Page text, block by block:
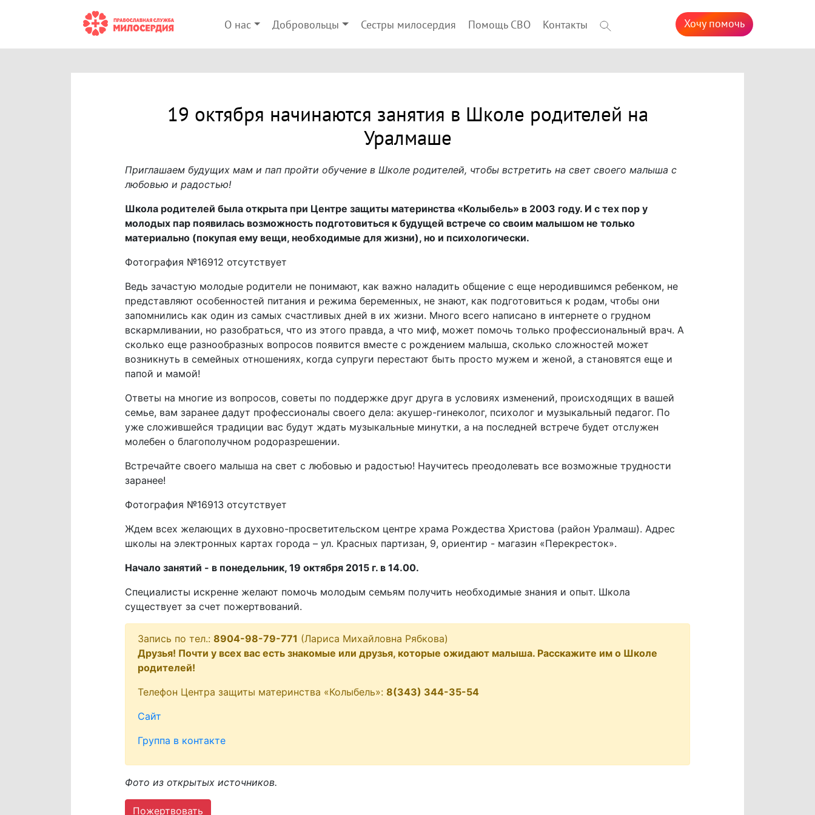
О нас Добровольцы Сестры милосердия Помощь СВО Контакты Хочу помочь
19 октября начинаются занятия в Школе родителей на
Уралмаше
Приглашаем будущих мам и пап пройти обучение в Школе родителей, чтобы встретить на свет своего малыша с
любовью и радостью!
Школа родителей была открыта при Центре защиты материнства «Колыбель» в 2003 году. И с тех пор у
молодых пар появилась возможность подготовиться к будущей встрече со своим малышом не только
материально (покупая ему вещи, необходимые для жизни), но и психологически.
Фотография №16912 отсутствует
Ведь зачастую молодые родители не понимают, как важно наладить общение с еще неродившимся ребенком, не
представляют особенностей питания и режима беременных, не знают, как подготовиться к родам, чтобы они
запомнились как один из самых счастливых дней в их жизни. Много всего написано в интернете о грудном
вскармливании, но разобраться, что из этого правда, а что миф, может помочь только профессиональный врач. А
сколько еще разнообразных вопросов появится вместе с рождением малыша, сколько сложностей может
возникнуть в семейных отношениях, когда супруги перестают быть просто мужем и женой, а становятся еще и
папой и мамой!
Ответы на многие из вопросов, советы по поддержке друг друга в условиях изменений, происходящих в вашей
семье, вам заранее дадут профессионалы своего дела: акушер-гинеколог, психолог и музыкальный педагог. По
уже сложившейся традиции вас будут ждать музыкальные минутки, а на последней встрече будет отслужен
молебен о благополучном родоразрешении.
Встречайте своего малыша на свет с любовью и радостью! Научитесь преодолевать все возможные трудности
заранее!
Фотография №16913 отсутствует
Ждем всех желающих в духовно-просветительском центре храма Рождества Христова (район Уралмаш). Адрес
школы на электронных картах города – ул. Красных партизан, 9, ориентир - магазин «Перекресток».
Начало занятий - в понедельник, 19 октября 2015 г. в 14.00.
Специалисты искренне желают помочь молодым семьям получить необходимые знания и опыт. Школа
существует за счет пожертвований.
Запись по тел.: 8904-98-79-771 (Лариса Михайловна Рябкова)
Друзья! Почти у всех вас есть знакомые или друзья, которые ожидают малыша. Расскажите им о Школе
родителей!
Телефон Центра защиты материнства «Колыбель»: 8(343) 344-35-54
Сайт
Группа в контакте
Фото из открытых источников.
Пожертвовать